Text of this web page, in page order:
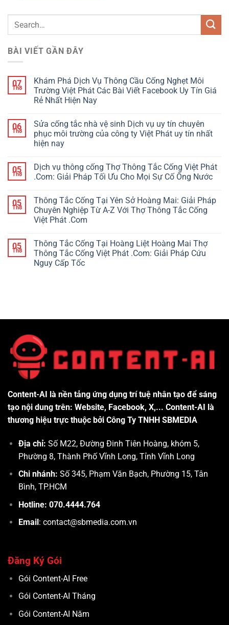
BÀI VIẾT GẦN ĐÂY
07
Th8
Khám Phá Dịch Vụ Thông Cầu Cống Nghẹt Môi
Trường Việt Phát Các Bài Viết Facebook Uy Tín Giá
Rẻ Nhất Hiện Nay
06
Th8
Sửa cống tắc nhà vệ sinh Dịch vụ uy tín chuyên
phục môi trường của công ty Việt Phát uy tín nhất
hiện nay
05
Th8
Dịch vụ thông cống Thợ Thông Tắc Cống Việt Phát
.Com: Giải Pháp Tối Ưu Cho Mọi Sự Cố Ống Nước
05
Th8
Thông Tắc Cống Tại Yên Sở Hoàng Mai: Giải Pháp
Chuyên Nghiệp Từ A-Z Với Thợ Thông Tắc Cống
Việt Phát .Com
05
Th8
Thông Tắc Cống Tại Hoàng Liệt Hoàng Mai Thợ
Thông Tắc Cống Việt Phát .Com: Giải Pháp Cứu
Nguy Cấp Tốc
Content-AI là nền tảng ứng dụng trí tuệ nhân tạo để sáng
tạo nội dung trên: Website, Facebook, X,... Content-AI là
thương hiệu trực thuộc bởi Công Ty TNHH SBMEDIA
Địa chỉ: Số M22, Đường Đinh Tiên Hoàng, khóm 5,
Phường 8, Thành Phố Vĩnh Long, Tỉnh Vĩnh Long
Chi nhánh: Số 345, Phạm Văn Bạch, Phường 15, Tân
Bình, TP.HCM
Hotline: 070.4444.764
Email : contact@sbmedia.com.vn
Đăng Ký Gói
Gói Content-AI Free
Gói Content-AI Tháng
Gói Content-AI Năm